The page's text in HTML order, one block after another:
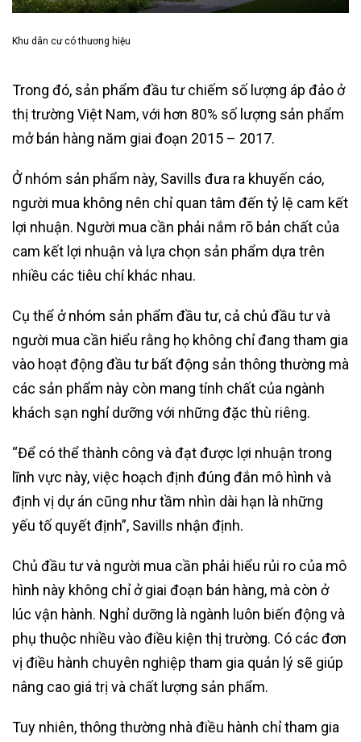
Khu dân cư có thương hiệu
Trong đó, sản phẩm đầu tư chiếm số lượng áp đảo ở
thị trường Việt Nam, với hơn 80% số lượng sản phẩm
mở bán hàng năm giai đoạn 2015 – 2017.
Ở nhóm sản phẩm này, Savills đưa ra khuyến cáo,
người mua không nên chỉ quan tâm đến tỷ lệ cam kết
lợi nhuận. Người mua cần phải nắm rõ bản chất của
cam kết lợi nhuận và lựa chọn sản phẩm dựa trên
nhiều các tiêu chí khác nhau.
Cụ thể ở nhóm sản phẩm đầu tư, cả chủ đầu tư và
người mua cần hiểu rằng họ không chỉ đang tham gia
vào hoạt động đầu tư bất động sản thông thường mà
các sản phẩm này còn mang tính chất của ngành
khách sạn nghỉ dưỡng với những đặc thù riêng.
“Để có thể thành công và đạt được lợi nhuận trong
lĩnh vực này, việc hoạch định đúng đắn mô hình và
định vị dự án cũng như tầm nhìn dài hạn là những
yếu tố quyết định”, Savills nhận định.
Chủ đầu tư và người mua cần phải hiểu rủi ro của mô
hình này không chỉ ở giai đoạn bán hàng, mà còn ở
lúc vận hành. Nghỉ dưỡng là ngành luôn biến động và
phụ thuộc nhiều vào điều kiện thị trường. Có các đơn
vị điều hành chuyên nghiệp tham gia quản lý sẽ giúp
nâng cao giá trị và chất lượng sản phẩm.
Tuy nhiên, thông thường nhà điều hành chỉ tham gia